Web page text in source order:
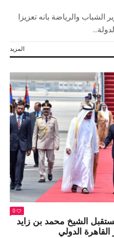
والرياضة بانه تعزيزا
المزيد
0
الشيخ محمد بن زايد
الدولي